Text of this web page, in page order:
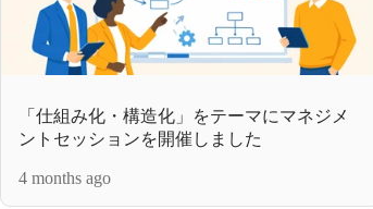
「仕組み化・構造化」をテーマにマネジメ
ントセッションを開催しました
4 months ago